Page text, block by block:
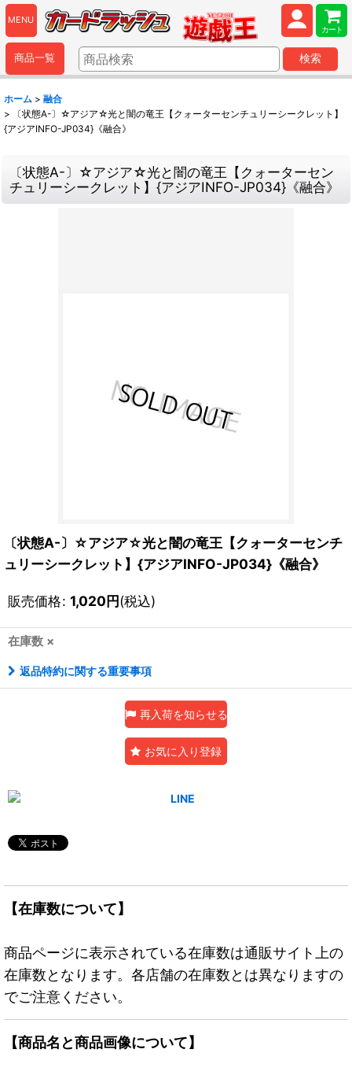
MENU
カート
商品一覧 検索
ホーム > 融合
>
〔状態A-〕☆アジア☆光と闇の竜王【クォーターセンチュリーシークレット】
{アジアINFO-JP034}《融合》
〔状態A-〕☆アジア☆光と闇の竜王【クォーターセン
チュリーシークレット】{アジアINFO-JP034}《融合》
〔状態A-〕☆アジア☆光と闇の竜王【クォーターセンチ
ュリーシークレット】{アジアINFO-JP034}《融合》
販売価格: 1,020円(税込)
在庫数 ×
返品特約に関する重要事項
再入荷を知らせる
お気に入り登録
【在庫数について】
商品ページに表示されている在庫数は通販サイト上の
在庫数となります。各店舗の在庫数とは異なりますの
でご注意ください。
【商品名と商品画像について】